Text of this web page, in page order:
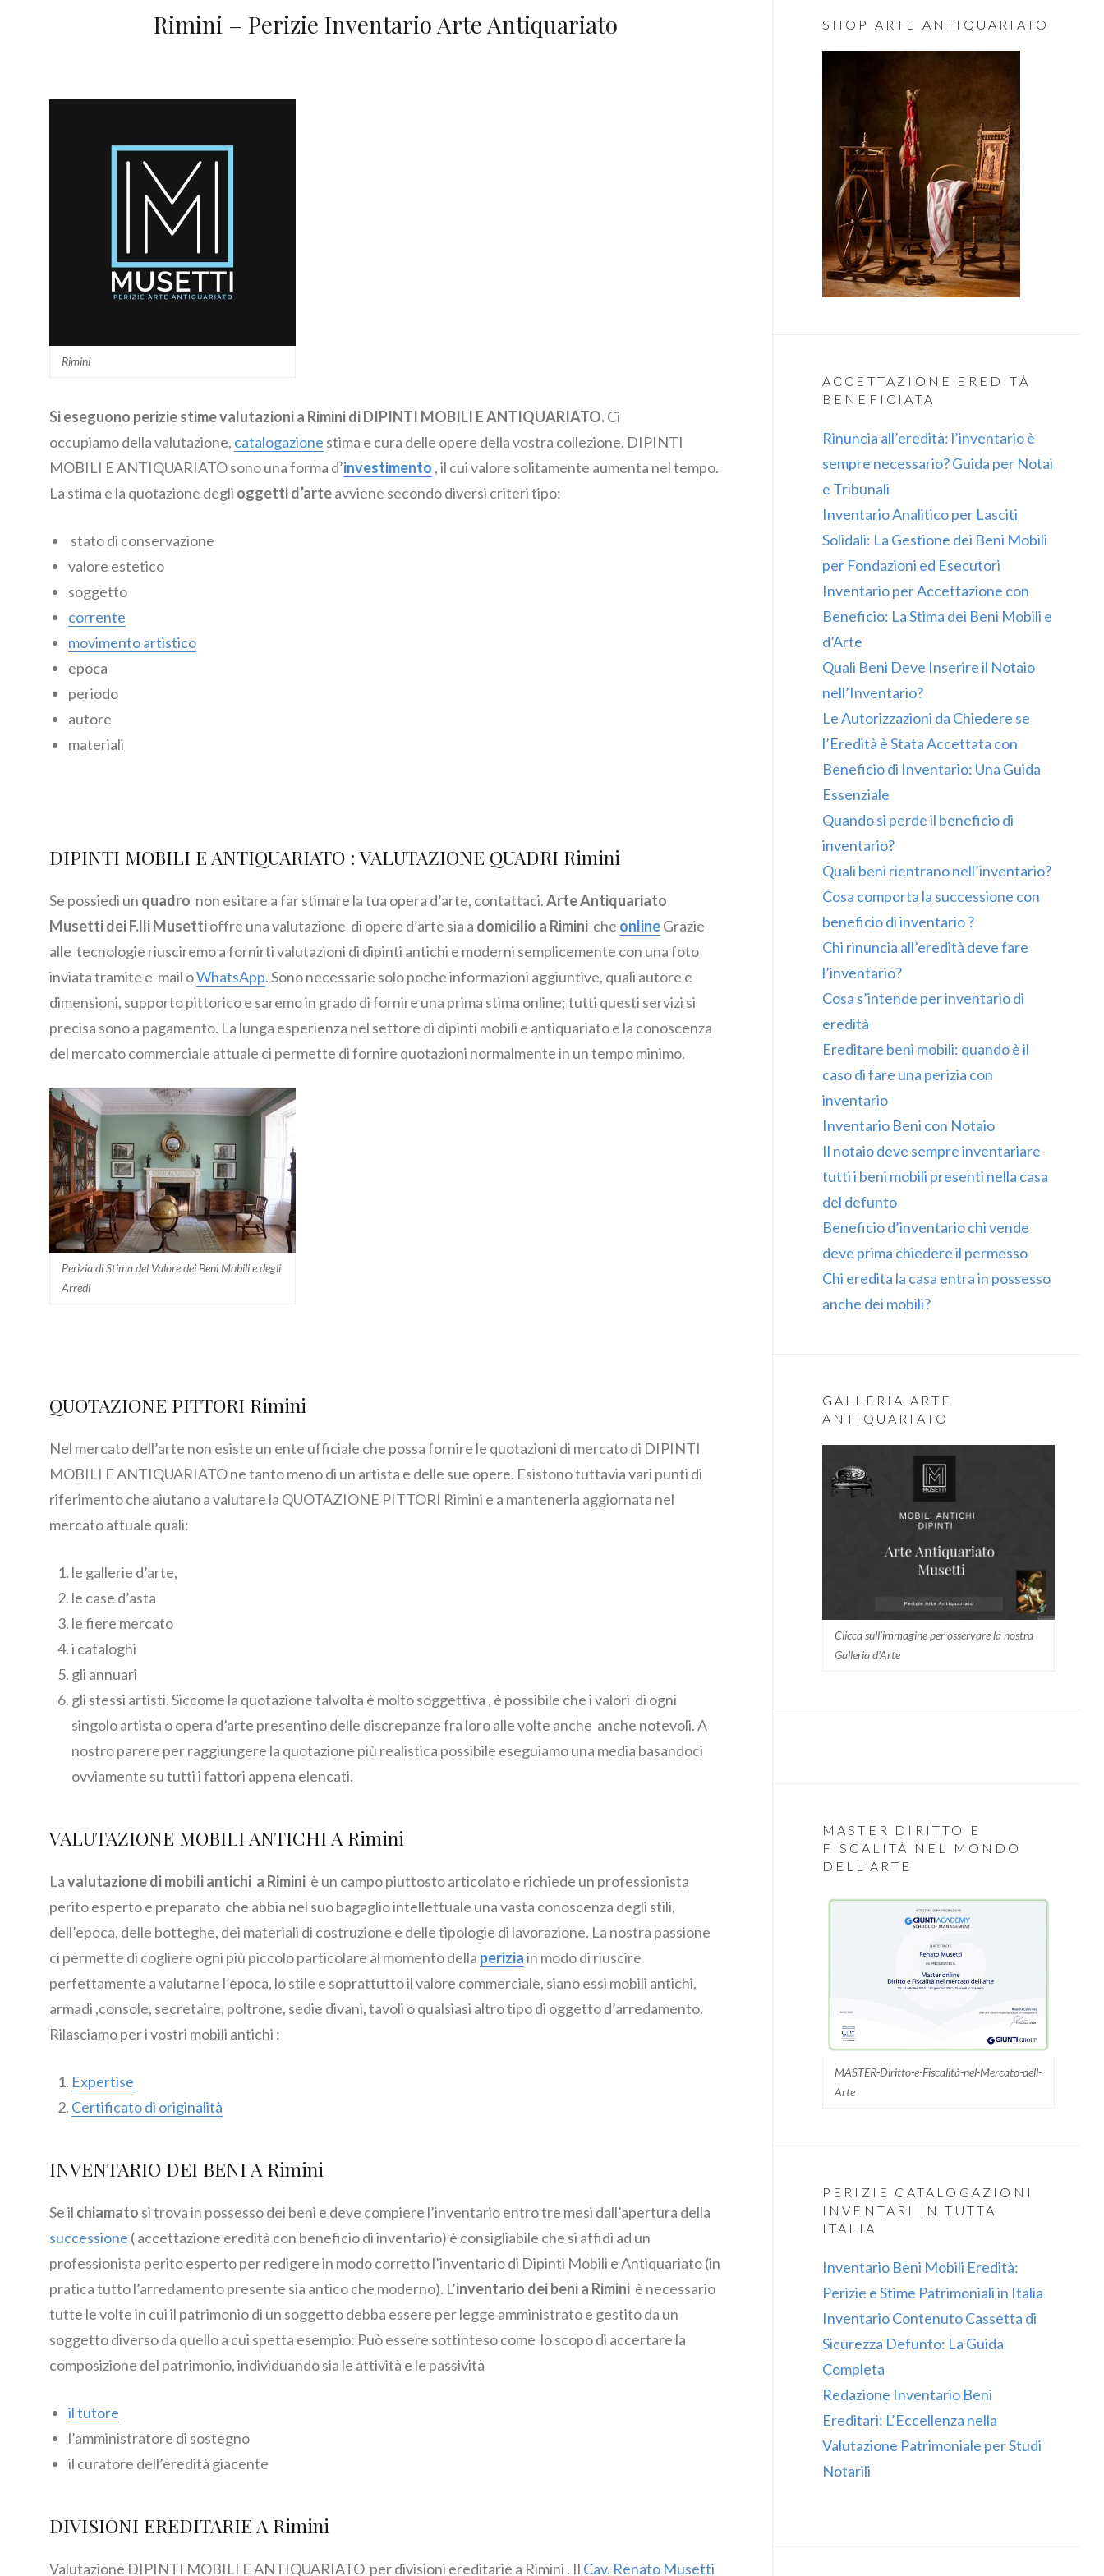
Rimini – Perizie Inventario Arte Antiquariato
Rimini
Si eseguono perizie stime valutazioni a Rimini di DIPINTI MOBILI E ANTIQUARIATO.Ci
occupiamo della valutazione, catalogazione stima e cura delle opere della vostra collezione. DIPINTI
MOBILI E ANTIQUARIATO sono una forma d’investimento , il cui valore solitamente aumenta nel tempo.
La stima e la quotazione degli oggetti d’arteavviene secondo diversi criteri tipo:
stato di conservazione
valore estetico
soggetto
corrente
movimento artistico
epoca
periodo
autore
materiali
DIPINTI MOBILI E ANTIQUARIATO : VALUTAZIONE QUADRI Rimini
Se possiedi un quadro non esitare a far stimare la tua opera d’arte, contattaci.Arte Antiquariato
Musetti dei F.lli Musettioffre una valutazione di opere d’arte sia a domicilio a Rimini che onlineGrazie
alle tecnologie riusciremo a fornirti valutazioni di dipinti antichi e moderni semplicemente con una foto
inviata tramite e-mail oWhatsApp. Sono necessarie solo poche informazioni aggiuntive, quali autore e
dimensioni, supporto pittorico e saremo in grado di fornire una prima stima online; tutti questi servizi si
precisa sono a pagamento. La lunga esperienza nel settore di dipinti mobili e antiquariato e la conoscenza
del mercato commerciale attuale ci permette di fornire quotazioni normalmente in un tempo minimo.
Perizia di Stima del Valore dei Beni Mobili e degli
Arredi
QUOTAZIONE PITTORI Rimini
Nel mercato dell’arte non esiste un ente ufficiale che possa fornire le quotazioni di mercato di DIPINTI
MOBILI E ANTIQUARIATO ne tanto meno di un artista e delle sue opere. Esistono tuttavia vari punti di
riferimento che aiutano a valutare la QUOTAZIONE PITTORI Rimini e a mantenerla aggiornata nel
mercato attuale quali:
le gallerie d’arte,
le case d’asta
le fiere mercato
i cataloghi
gli annuari
gli stessi artisti. Siccome la quotazione talvolta è molto soggettiva , è possibile che i valori di ogni
singolo artista o opera d’arte presentino delle discrepanze fra loro alle volte anche anche notevoli. A
nostro parere per raggiungere la quotazione più realistica possibile eseguiamo una media basandoci
ovviamente su tutti i fattori appena elencati.
VALUTAZIONE MOBILI ANTICHI A Rimini
Lavalutazione di mobili antichi a Rimini è un campo piuttosto articolato e richiede un professionista
perito esperto e preparato che abbia nel suo bagaglio intellettuale una vasta conoscenza degli stili,
dell’epoca, delle botteghe, dei materiali di costruzione e delle tipologie di lavorazione. La nostra passione
ci permette di cogliere ogni più piccolo particolare al momento della periziain modo di riuscire
perfettamente a valutarne l’epoca, lo stile e soprattutto il valore commerciale, siano essi mobili antichi,
armadi ,console, secretaire, poltrone, sedie divani, tavoli o qualsiasi altro tipo di oggetto d’arredamento.
Rilasciamo per i vostri mobili antichi :
Expertise
Certificato di originalità
INVENTARIO DEI BENI A Rimini
Se il chiamato si trova in possesso dei beni e deve compiere l’inventario entro tre mesi dall’apertura della
successione ( accettazione eredità con beneficio di inventario) è consigliabile che si affidi ad un
professionista perito esperto per redigere in modo corretto l’inventario di Dipinti Mobili e Antiquariato (in
pratica tutto l’arredamento presente sia antico che moderno). L’inventario dei beni a Rimini è necessario
tutte le volte in cui il patrimonio di un soggetto debba essere per legge amministrato e gestito da un
soggetto diverso da quello a cui spetta esempio: Può essere sottinteso come lo scopo di accertare la
composizione del patrimonio, individuando sia le attività e le passività
il tutore
l’amministratore di sostegno
il curatore dell’eredità giacente
DIVISIONI EREDITARIE A Rimini
Valutazione DIPINTI MOBILI E ANTIQUARIATO per divisioni ereditarie a Rimini . Il Cav. Renato Musetti
SHOP ARTE ANTIQUARIATO
ACCETTAZIONE EREDITÀ
BENEFICIATA
Rinuncia all’eredità: l’inventario è
sempre necessario? Guida per Notai
e Tribunali
Inventario Analitico per Lasciti
Solidali: La Gestione dei Beni Mobili
per Fondazioni ed Esecutori
Inventario per Accettazione con
Beneficio: La Stima dei Beni Mobili e
d’Arte
Quali Beni Deve Inserire il Notaio
nell’Inventario?
Le Autorizzazioni da Chiedere se
l’Eredità è Stata Accettata con
Beneficio di Inventario: Una Guida
Essenziale
Quando si perde il beneficio di
inventario?
Quali beni rientrano nell’inventario?
Cosa comporta la successione con
beneficio di inventario ?
Chi rinuncia all’eredità deve fare
l’inventario?
Cosa s’intende per inventario di
eredità
Ereditare beni mobili: quando è il
caso di fare una perizia con
inventario
Inventario Beni con Notaio
Il notaio deve sempre inventariare
tutti i beni mobili presenti nella casa
del defunto
Beneficio d’inventario chi vende
deve prima chiedere il permesso
Chi eredita la casa entra in possesso
anche dei mobili?
GALLERIA ARTE
ANTIQUARIATO
Clicca sull'immagine per osservare la nostra
Galleria d'Arte
MASTER DIRITTO E
FISCALITÀ NEL MONDO
DELL’ARTE
MASTER-Diritto-e-Fiscalità-nel-Mercato-dell-
Arte
PERIZIE CATALOGAZIONI
INVENTARI IN TUTTA
ITALIA
Inventario Beni Mobili Eredità:
Perizie e Stime Patrimoniali in Italia
Inventario Contenuto Cassetta di
Sicurezza Defunto: La Guida
Completa
Redazione Inventario Beni
Ereditari: L’Eccellenza nella
Valutazione Patrimoniale per Studi
Notarili